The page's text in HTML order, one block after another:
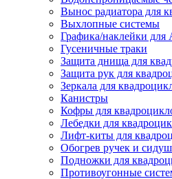
Вынос радиатора для
Выхлопные системы
Графика/наклейки для
Гусеничные траки
Защита днища для
Защита рук для
Зеркала для
Канистры
Кофры для
Лебедки для
Лифт-киты для
Обогрев ручек и
Подножки для
Противоугонные